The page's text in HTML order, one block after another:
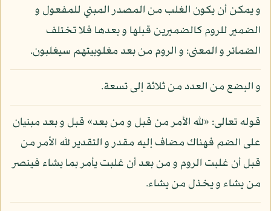
و يمكن أن يكون الغلب من المصدر المبني للمفعول و
الضمير للروم كالضميرين قبلها و بعدها فلا تختلف
الضمائر و المعنى: و الروم من بعد مغلوبيتهم سيغلبون.
و البضع من العدد من ثلاثة إلى تسعة.
قوله تعالى: «لله الأمر من قبل و من بعد» قبل و بعد مبنيان
على الضم فهناك مضاف إليه مقدر و التقدير لله الأمر من
قبل أن غلبت الروم و من بعد أن غلبت يأمر بما يشاء فينصر
من يشاء و يخذل من يشاء.